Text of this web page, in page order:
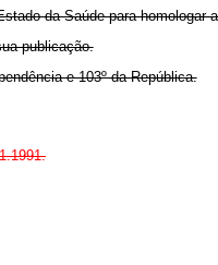
da Saúde para
publicação.
e 103º da República.